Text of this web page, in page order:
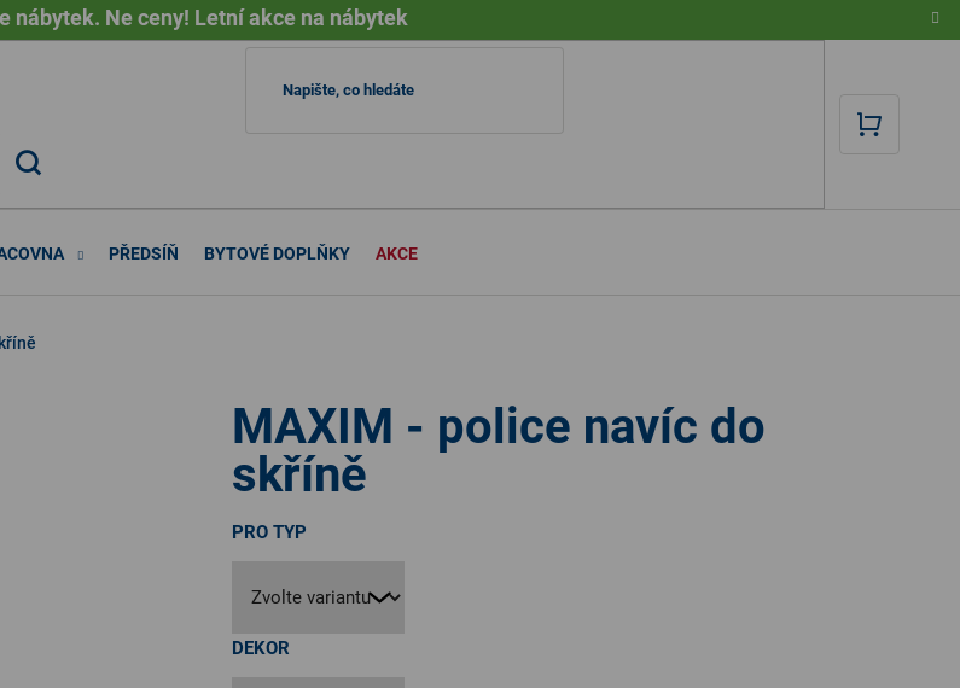
nábytek. Ne ceny! Letní akce na nábytek
PŘEDSÍŇ BYTOVÉ DOPLŇKY AKCE
MAXIM - police navíc do
skříně
PRO TYP
DEKOR